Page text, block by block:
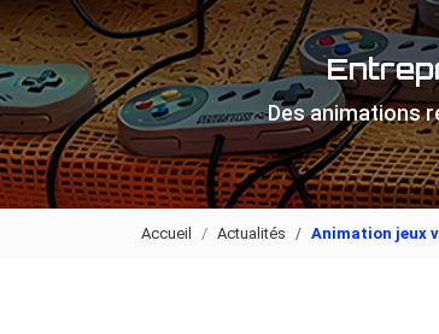
Des animations
Accueil Actualités Animation jeux